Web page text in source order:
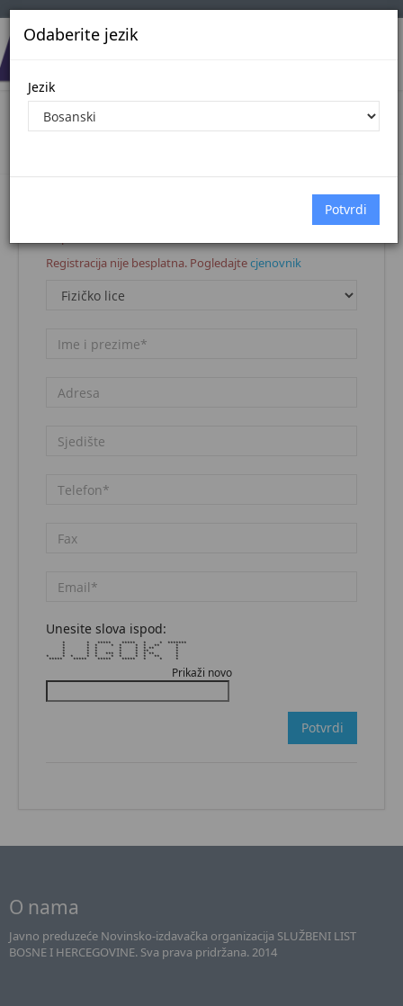
Odaberite jezik
Jezik
Registracija korisnika
Registracija nije besplatna. Pogledajtecjenovnik
Unesite slova ispod:
* * ***** ***** * * *******
* * * * * * * ** *
* * * * * * ** *
* * * * * ** *
* * * *** * * * ** *
* * * * * * * * * ** *
***** ***** ***** ***** * * *
Prikaži novo
Potvrdi
O nama
Javno preduzeće Novinsko-izdavačka organizacija SLUŽBENI LIST
BOSNE I HERCEGOVINE. Sva prava pridržana. 2014